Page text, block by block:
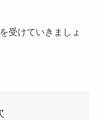
受けていきましょ